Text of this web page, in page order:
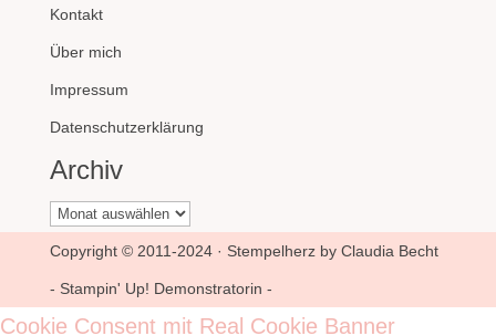
Kontakt
Über mich
Impressum
Datenschutzerklärung
Archiv
Archiv
Copyright © 2011-2024 · Stempelherz by Claudia Becht
- Stampin' Up! Demonstratorin -
Cookie Consent mit Real Cookie Banner